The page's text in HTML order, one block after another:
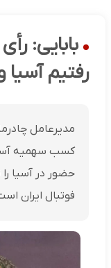
بابایی:
رفتیم
مدیرعامل
کسب سهمیه
حضور در آسیا
فوتبال ایران